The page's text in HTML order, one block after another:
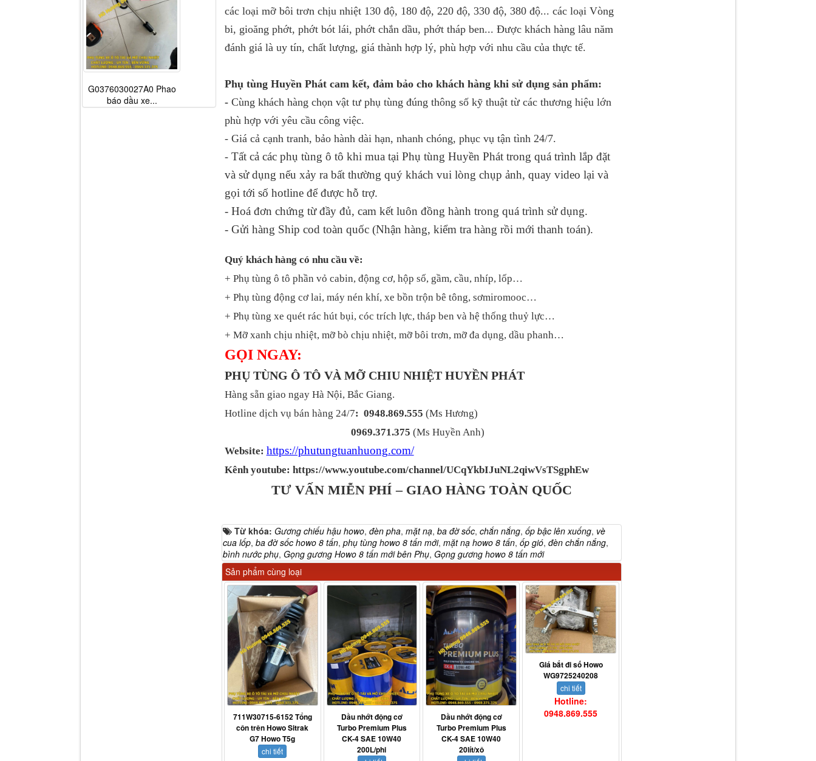
các loại mỡ bôi trơn chịu nhiệt 130 độ, 180 độ, 220 độ, 330 độ, 380 độ... các loại Vòng
bi, gioăng phớt, phớt bót lái, phớt chắn dầu, phớt tháp ben... Được khách hàng lâu năm
đánh giá là uy tín, chất lượng, giá thành hợp lý, phù hợp với nhu cầu của thực tế.
Phụ tùng Huyền Phát cam kết, đảm bảo cho khách hàng khi sử dụng sản phẩm:
- Cùng khách hàng chọn vật tư phụ tùng đúng thông số kỹ thuật từ các thương hiệu lớn
phù hợp với yêu cầu công việc.
- Giá cả cạnh tranh, bảo hành dài hạn, nhanh chóng, phục vụ tận tình 24/7.
- Tất cả các phụ tùng ô tô khi mua tại Phụ tùng Huyền Phát trong quá trình lắp đặt
và sử dụng nếu xảy ra bất thường quý khách vui lòng chụp ảnh, quay video lại và
gọi tới số hotline để được hỗ trợ.
- Hoá đơn chứng từ đầy đủ, cam kết luôn đồng hành trong quá trình sử dụng.
- Gửi hàng Ship cod toàn quốc (Nhận hàng, kiểm tra hàng rồi mới thanh toán).
Quý khách hàng có nhu cầu về:
+ Phụ tùng ô tô phần vỏ cabin, động cơ, hộp số, gầm, cầu, nhíp, lốp…
+ Phụ tùng động cơ lai, máy nén khí, xe bồn trộn bê tông, sơmiromooc…
+ Phụ tùng xe quét rác hút bụi, cóc trích lực, tháp ben và hệ thống thuỷ lực…
+ Mỡ xanh chịu nhiệt, mỡ bò chịu nhiệt, mỡ bôi trơn, mỡ đa dụng, dầu phanh…
GỌI NGAY:
PHỤ TÙNG Ô TÔ VÀ MỠ CHIU NHIỆT HUYỀN PHÁT
Hàng sẵn giao ngay Hà Nội, Bắc Giang.
Hotline dịch vụ bán hàng 24/7: 0948.869.555 (Ms Hương)
0969.371.375 (Ms Huyền Anh)
Website: https://phutungtuanhuong.com/
Kênh youtube: https://www.youtube.com/channel/UCqYkbIJuNL2qiwVsTSgphEw
TƯ VẤN MIỄN PHÍ – GIAO HÀNG TOÀN QUỐC
Từ khóa: Gương chiếu hậu howo, đèn pha, mặt nạ, ba đờ sốc, chắn nắng, ốp bậc lên xuống, vè
cua lốp, ba đờ sốc howo 8 tấn, phụ tùng howo 8 tấn mới, mặt nạ howo 8 tấn, ốp gió, đèn chắn nắng,
bình nước phụ, Gọng gương Howo 8 tấn mới bên Phụ, Gọng gương howo 8 tấn mới
Sản phẩm cùng loại
711W30715-6152 Tổng
côn trên Howo Sitrak
G7 Howo T5g
chi tiết
Dầu nhớt động cơ
Turbo Premium Plus
CK-4 SAE 10W40
200L/phi
Dầu nhớt động cơ
Turbo Premium Plus
CK-4 SAE 10W40
20lít/xô
Giá bắt đi số Howo
WG9725240208
chi tiết
Hotline:
0948.869.555
G0376030027A0 Phao
báo dầu xe...